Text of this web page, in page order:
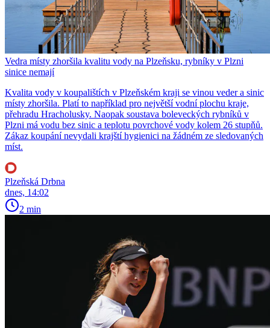
Vedra místy zhoršila kvalitu vody na Plzeňsku, rybníky v Plzni
sinice nemají
Kvalita vody v koupalištích v Plzeňském kraji se vinou veder a sinic
místy zhoršila. Platí to například pro největší vodní plochu kraje,
přehradu Hracholusky. Naopak soustava boleveckých rybníků v
Plzni má vodu bez sinic a teplotu povrchové vody kolem 26 stupňů.
Zákaz koupání nevydali krajští hygienici na žádném ze sledovaných
míst.
Plzeňská Drbna
dnes, 14:02
2 min